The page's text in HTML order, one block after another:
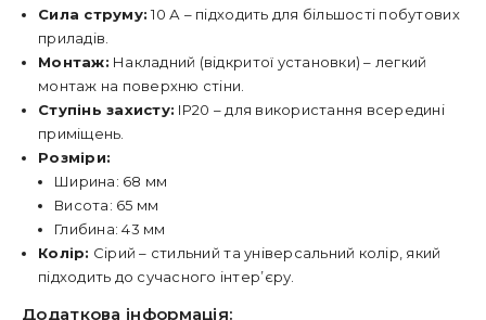
Сила струму: 10 А – підходить для більшості побутових
приладів.
Монтаж: Накладний (відкритої установки) – легкий
монтаж на поверхню стіни.
Ступінь захисту: IP20 – для використання всередині
приміщень.
Розміри:
Ширина: 68 мм
Висота: 65 мм
Глибина: 43 мм
Колір: Сірий – стильний та універсальний колір, який
підходить до сучасного інтер’єру.
Додаткова інформація: